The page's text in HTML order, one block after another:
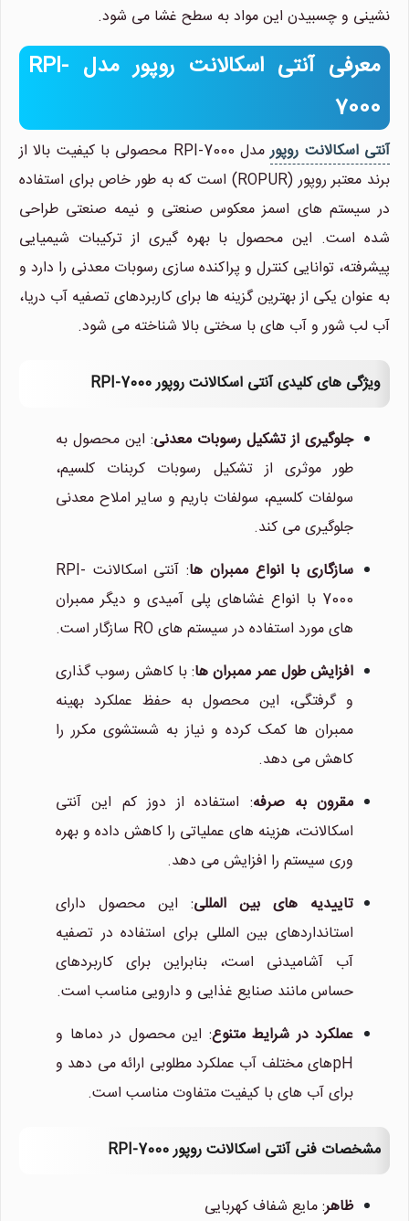
نشینی و چسبیدن این مواد به سطح غشا می شود.
معرفی آنتی اسکالانت روپور مدل RPI-
7000
آنتی اسکالانت روپور
مدل RPI-7000 محصولی با کیفیت بالا از
برند معتبر روپور (ROPUR) است که به طور خاص برای استفاده
در سیستم های اسمز معکوس صنعتی و نیمه صنعتی طراحی
شده است. این محصول با بهره گیری از ترکیبات شیمیایی
پیشرفته، توانایی کنترل و پراکنده سازی رسوبات معدنی را دارد و
به عنوان یکی از بهترین گزینه ها برای کاربردهای تصفیه آب دریا،
آب لب شور و آب های با سختی بالا شناخته می شود.
ویژگی های کلیدی آنتی اسکالانت روپور RPI-7000
جلوگیری از تشکیل رسوبات معدنی: این محصول به
طور موثری از تشکیل رسوبات کربنات کلسیم،
سولفات کلسیم، سولفات باریم و سایر املاح معدنی
جلوگیری می کند.
سازگاری با انواع ممبران ها
: آنتی اسکالانت RPI-
7000 با انواع غشاهای پلی آمیدی و دیگر ممبران
های مورد استفاده در سیستم های RO سازگار است.
افزایش طول عمر ممبران ها: با کاهش رسوب گذاری
و گرفتگی، این محصول به حفظ عملکرد بهینه
ممبران ها کمک کرده و نیاز به شستشوی مکرر را
کاهش می دهد.
مقرون به صرفه: استفاده از دوز کم این آنتی
اسکالانت، هزینه های عملیاتی را کاهش داده و بهره
وری سیستم را افزایش می دهد.
تاییدیه های بین المللی: این محصول دارای
استانداردهای بین المللی برای استفاده در تصفیه
آب آشامیدنی است، بنابراین برای کاربردهای
حساس مانند صنایع غذایی و دارویی مناسب است.
عملکرد در شرایط متنوع: این محصول در دماها و
pHهای مختلف آب عملکرد مطلوبی ارائه می دهد و
برای آب های با کیفیت متفاوت مناسب است.
مشخصات فنی آنتی اسکالانت روپور RPI-7000
ظاهر: مایع شفاف کهربایی